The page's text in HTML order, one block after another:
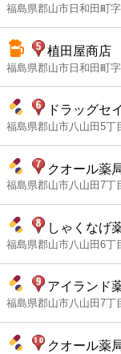
福島県郡山市日和田町
植田屋商店
福島県郡山市日和田町
ドラッグセ
福島県郡山市八山田5丁
クオール薬
福島県郡山市八山田7丁
しゃくなげ
福島県郡山市八山田6丁
アイランド
福島県郡山市八山田7丁
クオール薬